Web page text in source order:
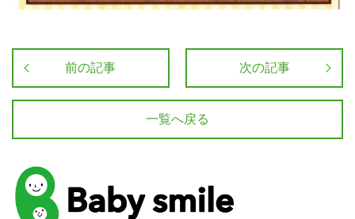
前の記事 次の記事
一覧へ戻る